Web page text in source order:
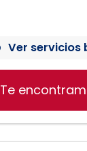
Ver servicios
Te